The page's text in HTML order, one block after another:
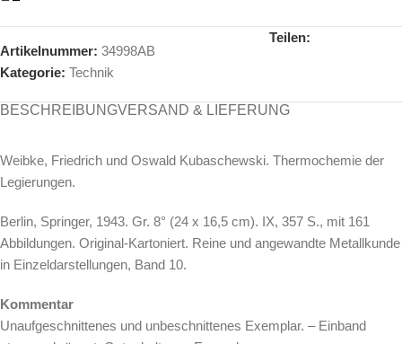
Artikelnummer: 34998AB
Kategorie: Technik
Teilen:
BESCHREIBUNGVERSAND & LIEFERUNG
Weibke, Friedrich und Oswald Kubaschewski. Thermochemie der
Legierungen.
Berlin, Springer, 1943. Gr. 8° (24 x 16,5 cm). IX, 357 S., mit 161
Abbildungen. Original-Kartoniert. Reine und angewandte Metallkunde
in Einzeldarstellungen, Band 10.
Kommentar
Unaufgeschnittenes und unbeschnittenes Exemplar. – Einband